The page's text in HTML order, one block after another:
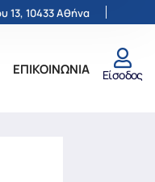
13, 10433 Αθήνα
ΕΠΙΚΟΙΝΩΝΙΑ Είσοδος